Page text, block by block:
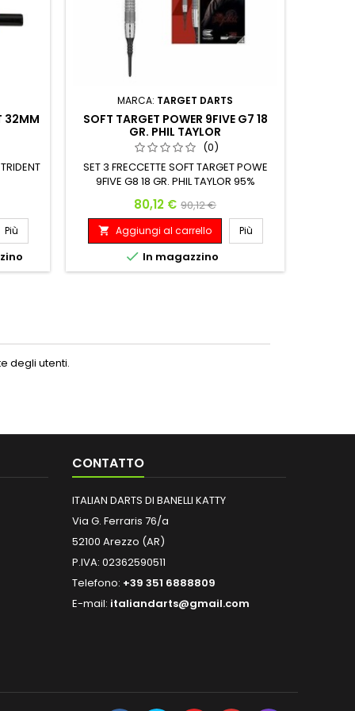
32MM
Più
MARCA: TARGET DARTS
SOFT TARGET POWER 9FIVE G7 18
GR. PHIL TAYLOR
(0)
SET 3 FRECCETTE SOFT TARGET POWE
9FIVE G8 18 GR. PHIL TAYLOR 95%
TUNGSTENO SWISS POINT Peso:
Lunghezza: Diametro Massimo: 18 G.
38.00 mm 7.05 mm
Prezzo
80,12 € Prezzo base
90,12 €
 Aggiungi al carrello Più
 In magazzino
degli utenti.
CONTATTO
ITALIAN DARTS DI BANELLI KATTY
Via G. Ferraris 76/a
52100 Arezzo (AR)
P.IVA: 02362590511
Telefono: +39 351 6888809
E-mail: italiandarts@gmail.com